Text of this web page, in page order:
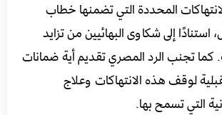
المحددة التي تضمنها خطاب
استنادًا إلى شكاوى البهائيين من تزايد
كما تجنب الرد المصري تقديم أية ضمانات
لوقف هذه الانتهاكات وعلاج
التي تسمح بها.